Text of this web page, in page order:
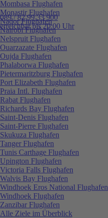
089 / 82 99 33 900
erreichbar bis 20:00 Uhr
Mombasa Flughafen
Monastir Flughafen
Nador Flughafen
Nairobi Flughafen
Nelspruit Flughafen
Ouarzazate Flughafen
Oujda Flughafen
Phalaborwa Flughafen
Pietermaritzburg Flughafen
Port Elizabeth Flughafen
Praia Intl. Flughafen
Rabat Flughafen
Richards Bay Flughafen
Saint-Denis Flughafen
Saint-Pierre Flughafen
Skukuza Flughafen
Tanger Flughafen
Tunis Carthage Flughafen
Upington Flughafen
Victoria Falls Flughafen
Walvis Bay Flughafen
Windhoek Eros National Flughafen
Windhoek Flughafen
Zanzibar Flughafen
Alle Ziele im Überblick